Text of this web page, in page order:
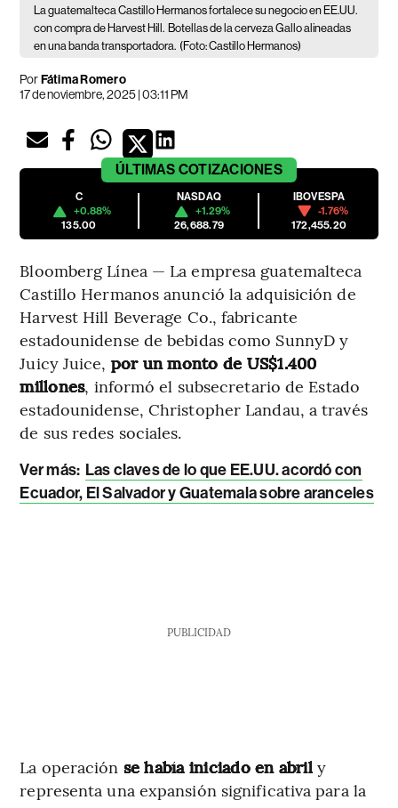
La guatemalteca Castillo Hermanos fortalece su negocio en EE.UU.
con compra de Harvest Hill. Botellas de la cerveza Gallo alineadas
en una banda transportadora. (Foto: Castillo Hermanos)
PorFátima Romero
17 de noviembre, 2025 | 03:11 PM
ÚLTIMAS COTIZACIONES
C
+0.88%
135.00
NASDAQ
+1.29%
26,688.79
IBOVESPA
-1.76%
172,455.20
Bloomberg Línea — La empresa guatemalteca
Castillo Hermanos anunció la adquisición de
Harvest Hill Beverage Co., fabricante
estadounidense de bebidas como SunnyD y
Juicy Juice, por un monto de US$1.400
millones, informó el subsecretario de Estado
estadounidense, Christopher Landau, a través
de sus redes sociales.
Ver más: Las claves de lo que EE.UU. acordó con
Ecuador, El Salvador y Guatemala sobre aranceles
PUBLICIDAD
La operación se había iniciado en abrily
representa una expansión significativa para la